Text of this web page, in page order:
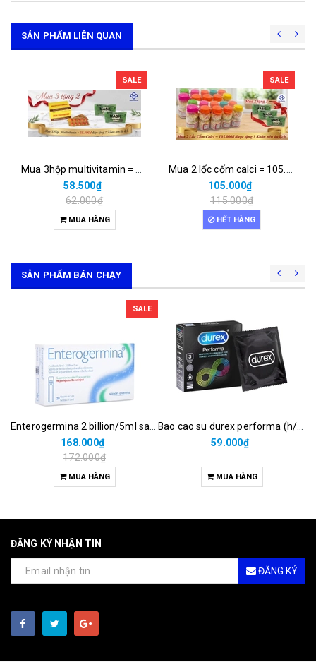
SẢN PHẨM LIÊN QUAN
SALE
58.500₫
62.000₫
MUA HÀNG
SALE
105.000₫
115.000₫
HẾT HÀNG
SẢN PHẨM BÁN CHẠY
SALE
168.000₫
172.000₫
MUA HÀNG
59.000₫
MUA HÀNG
ĐĂNG KÝ NHẬN TIN
ĐĂNG KÝ